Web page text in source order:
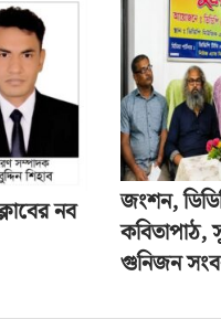
নব
জংশন,
কবিতাপাঠ,
গুনিজন